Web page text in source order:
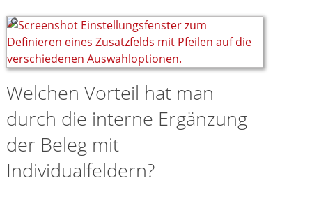
Welchen Vorteil hat man
durch die interne Ergänzung
der Beleg mit
Individualfeldern?